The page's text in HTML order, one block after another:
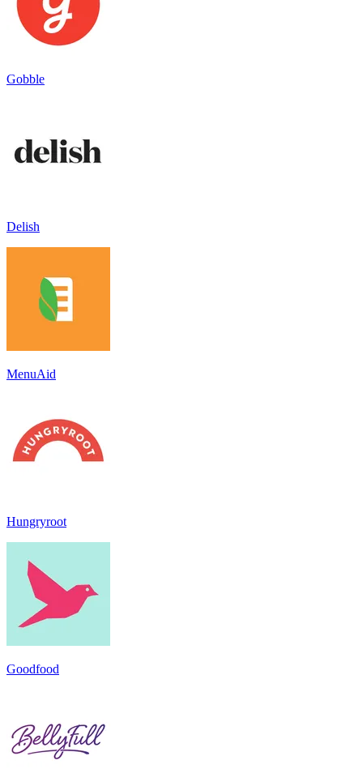
Gobble
Delish
MenuAid
Hungryroot
Goodfood